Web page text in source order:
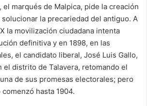
marqués de Malpica, pide la creación
la precariedad del antiguo. A
la movilización ciudadana intenta
definitiva y en 1898, en las
el candidato liberal, José Luis Gallo,
el distrito de Talavera, retomando el
de sus promesas electorales; pero
hasta 1904.